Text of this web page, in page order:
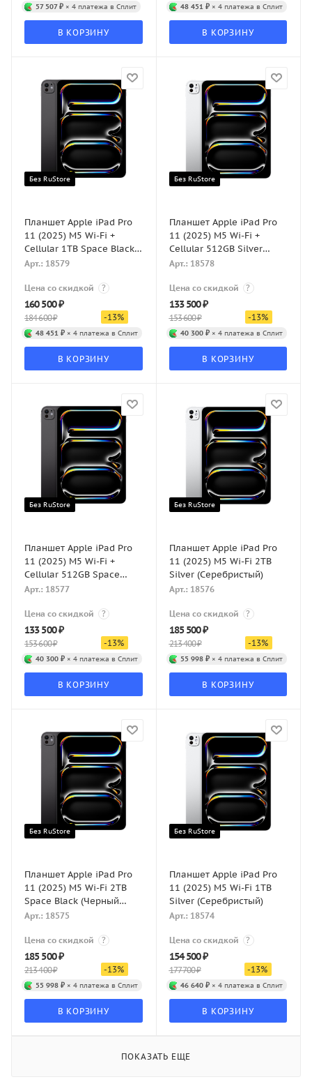
57 507 ₽ × 4 платежа в Сплит
В КОРЗИНУ
48 451 ₽× 4 платежа в Сплит
В КОРЗИНУ
Без RuStore
Планшет Apple iPad Pro
11 (2025) M5 Wi-Fi +
Cellular 1TB Space Black
(Черный космос)
Арт.: 18579
Цена со скидкой ?
160 500₽
184 600₽ -13%
48 451 ₽ × 4 платежа в Сплит
В КОРЗИНУ
Без RuStore
Планшет Apple iPad Pro
11 (2025) M5 Wi-Fi +
Cellular 512GB Silver
(Серебристый)
Арт.: 18578
Цена со скидкой ?
133 500₽
153 600₽ -13%
40 300 ₽× 4 платежа в Сплит
В КОРЗИНУ
Без RuStore
Планшет Apple iPad Pro
11 (2025) M5 Wi-Fi +
Cellular 512GB Space
Black (Черный космос)
Арт.: 18577
Цена со скидкой ?
133 500₽
153 600₽ -13%
40 300 ₽ × 4 платежа в Сплит
В КОРЗИНУ
Без RuStore
Планшет Apple iPad Pro
11 (2025) M5 Wi-Fi 2TB
Silver (Серебристый)
Арт.: 18576
Цена со скидкой ?
185 500₽
213 400₽ -13%
55 998 ₽× 4 платежа в Сплит
В КОРЗИНУ
Без RuStore
Планшет Apple iPad Pro
11 (2025) M5 Wi-Fi 2TB
Space Black (Черный
космос)
Арт.: 18575
Цена со скидкой ?
185 500₽
213 400₽ -13%
55 998 ₽ × 4 платежа в Сплит
В КОРЗИНУ
Без RuStore
Планшет Apple iPad Pro
11 (2025) M5 Wi-Fi 1TB
Silver (Серебристый)
Арт.: 18574
Цена со скидкой ?
154 500₽
177 700₽ -13%
46 640 ₽× 4 платежа в Сплит
В КОРЗИНУ
ПОКАЗАТЬ ЕЩЕ